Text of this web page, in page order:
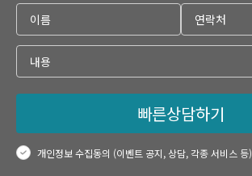
빠른상담하기
개인정보 수집동의 (이벤트 공지, 상담, 각종 서비스 등)